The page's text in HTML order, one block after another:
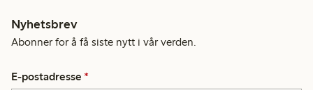
Nyhetsbrev
Abonner for å få siste nytt i vår verden.
E-postadresse *